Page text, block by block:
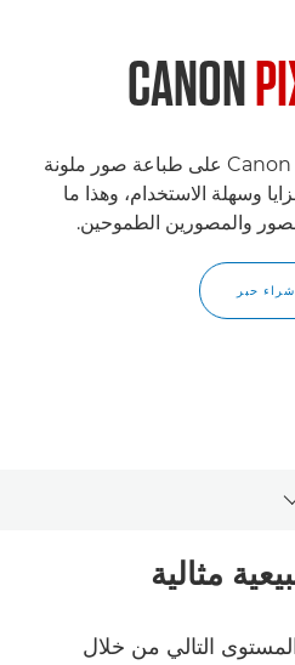
CANON
تُركز PIXMA PRO-200 من Canon على طباعة صور ملونة
وسهلة الاستخدام، وهذا ما
والمصورين الطموحين.
شراء حبر
Toggle breadcrumbs
مثالية
التالي من خلال